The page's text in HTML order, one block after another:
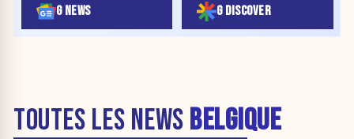
G NEWS G DISCOVER
TOUTES LES NEWS BELGIQUE